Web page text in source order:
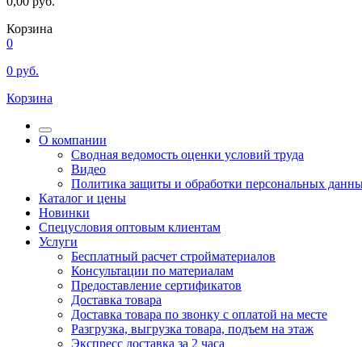
Корзина
0
0 руб.
Корзина
О компании
Сводная ведомость оценки условий труда
Видео
Политика защиты и обработки персональных
Каталог и цены
Новинки
Спецусловия оптовым клиентам
Услуги
Бесплатный расчет стройматериалов
Консультации по материалам
Предоставление сертификатов
Доставка товара
Доставка товара по звонку с оплатой на месте
Разгрузка, выгрузка товара, подъем на этаж
Экспресс доставка за 2 часа